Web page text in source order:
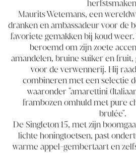
Maurits Wetemans, een
dranken en ambassadeur voor de
favoriete gemakken bij koud weer.
beroemd om zijn zoete
amandelen, bruine suiker en fruit,
voor de verwennerij. Hij
combineren met een selectie
waaronder "amarettini
frambozen omhuld met pure
brulée".
De Singleton 15, met zijn
lichte honingtoetsen, past
warme appel-gembertaart en